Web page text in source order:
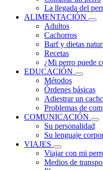
La llegada del
ALIMENTACIÓN
Adultos
Cachorros
Barf y dietas
Recetas
¿Mi perro puede
EDUCACIÓN
Métodos
Órdenes básicas
Adiestrar un
Problemas de
COMUNICACIÓN
Su personalidad
Su lenguaje
VIAJES
Viajar con mi
Medios de